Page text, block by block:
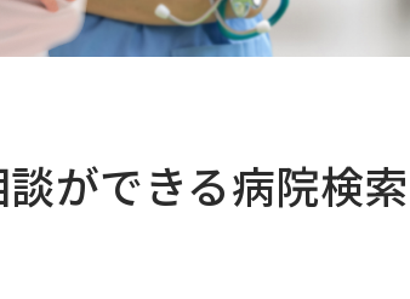
ができる病院検索